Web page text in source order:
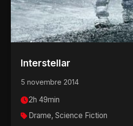
Interstellar
5 novembre 2014
2h 49min
Drame, Science Fiction